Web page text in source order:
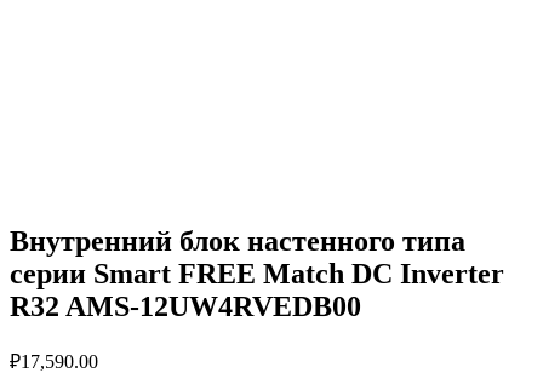
Внутренний блок настенного типа
серии Smart FREE Match DC Inverter
R32 AMS-12UW4RVEDB00
₽17,590.00